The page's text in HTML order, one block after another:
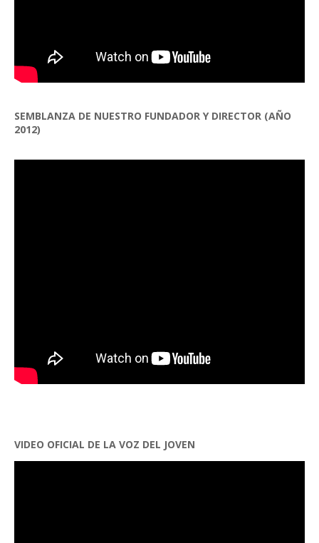
SEMBLANZA DE NUESTRO FUNDADOR Y DIRECTOR (AÑO
2012)
VIDEO OFICIAL DE LA VOZ DEL JOVEN